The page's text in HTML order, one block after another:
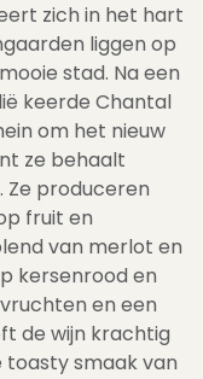
zich in het hart
liggen op
stad. Na een
keerde Chantal
om het nieuw
ze behaalt
Ze produceren
fruit en
van merlot en
kersenrood en
en een
de wijn krachtig
toasty smaak van